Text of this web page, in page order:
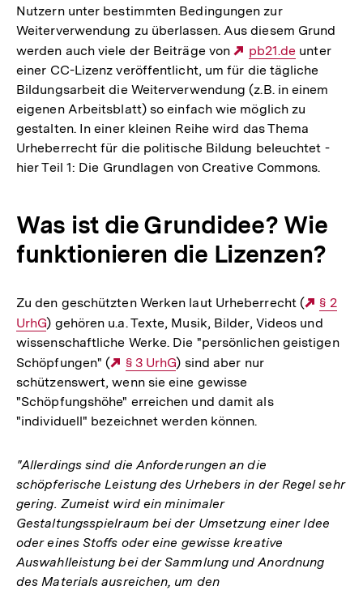
Nutzern unter bestimmten Bedingungen zur
Weiterverwendung zu überlassen. Aus diesem Grund
werden auch viele der Beiträge von
Externer
Link:
pb21.de unter
einer CC-Lizenz veröffentlicht, um für die tägliche
Bildungsarbeit die Weiterverwendung (z.B. in einem
eigenen Arbeitsblatt) so einfach wie möglich zu
gestalten. In einer kleinen Reihe wird das Thema
Urheberrecht für die politische Bildung beleuchtet -
hier Teil 1: Die Grundlagen von Creative Commons.
Was ist die Grundidee? Wie
funktionieren die Lizenzen?
Zu den geschützten Werken laut Urheberrecht (
Link:
§ 2
UrhG) gehören u.a. Texte, Musik, Bilder, Videos und
wissenschaftliche Werke. Die "persönlichen geistigen
Schöpfungen" (
Externer
Link:
§ 3 UrhG) sind aber nur
schützenswert, wenn sie eine gewisse
"Schöpfungshöhe" erreichen und damit als
"individuell" bezeichnet werden können.
"Allerdings sind die Anforderungen an die
schöpferische Leistung des Urhebers in der Regel sehr
gering. Zumeist wird ein minimaler
Gestaltungsspielraum bei der Umsetzung einer Idee
oder eines Stoffs oder eine gewisse kreative
Auswahlleistung bei der Sammlung und Anordnung
des Materials ausreichen, um den